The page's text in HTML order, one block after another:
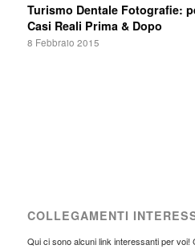
Turismo Dentale Fotografie:
Casi Reali Prima & Dopo
8 Febbraio 2015
COLLEGAMENTI
Qui ci sono alcuni link interessanti per voi!